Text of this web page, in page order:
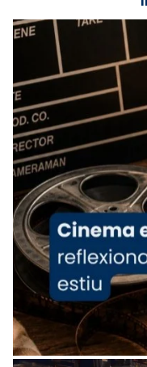
Recupera
tican News
07/carmina-
espana-
Foto
View on Facebook ·
Arquebisbat
1 week ago
«Avui les santes
ajuden a alçar la
Mons. Sergi
presidit aquest
Santes de